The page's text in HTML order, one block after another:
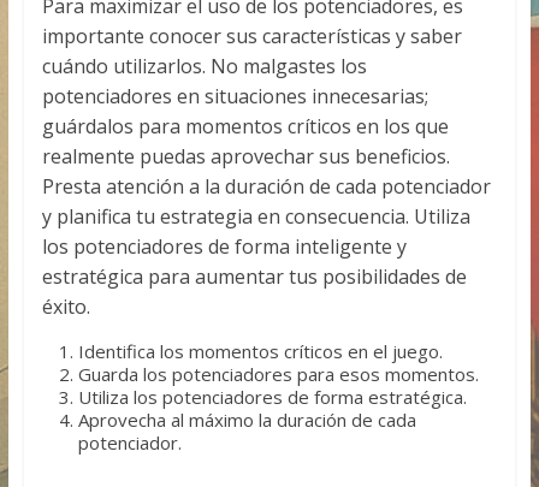
Para maximizar el uso de los potenciadores, es
importante conocer sus características y saber
cuándo utilizarlos. No malgastes los
potenciadores en situaciones innecesarias;
guárdalos para momentos críticos en los que
realmente puedas aprovechar sus beneficios.
Presta atención a la duración de cada potenciador
y planifica tu estrategia en consecuencia. Utiliza
los potenciadores de forma inteligente y
estratégica para aumentar tus posibilidades de
éxito.
Identifica los momentos críticos en el juego.
Guarda los potenciadores para esos momentos.
Utiliza los potenciadores de forma estratégica.
Aprovecha al máximo la duración de cada
potenciador.